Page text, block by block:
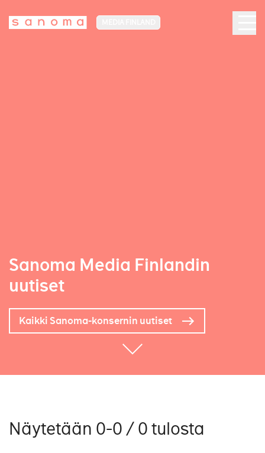
Sanoma Media Finlandin
uutiset
Kaikki Sanoma-konsernin uutiset
Näytetään 0-0 / 0 tulosta